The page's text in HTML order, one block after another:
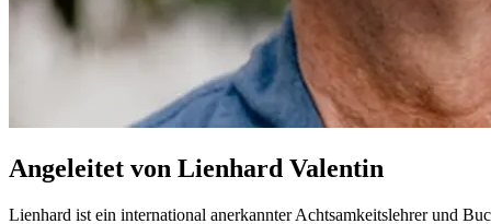
Angeleitet von Lienhard Valentin
Lienhard ist ein international anerkannter Achtsamkeitslehrer und